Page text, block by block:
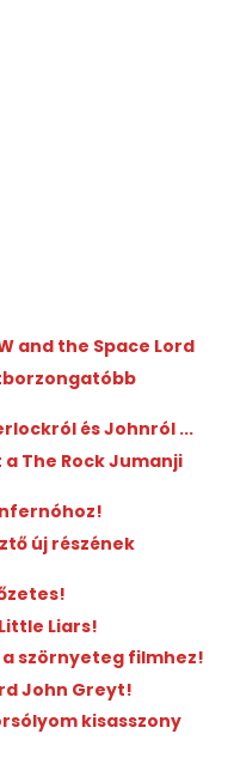
and the Space Lord
és Johnról ...
The Rock Jumanji
új részének
Liars!
a szörnyeteg filmhez!
John Greyt!
kisasszony